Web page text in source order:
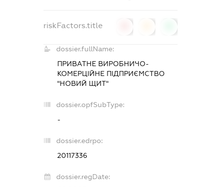
riskFactors.title
dossier.fullName:
ПРИВАТНЕ ВИРОБНИЧО-
КОМЕРЦІЙНЕ ПІДПРИЄМСТВО
"НОВИЙ ЩИТ"
dossier.opfSubType:
-
dossier.edrpo:
20117336
dossier.regDate: